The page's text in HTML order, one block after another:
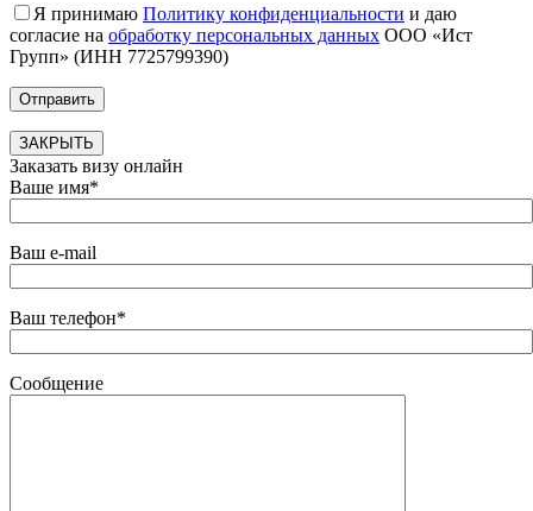
Я принимаю Политику конфиденциальности и даю
согласие на обработку персональных данных ООО «Ист
Групп» (ИНН 7725799390)
ЗАКРЫТЬ
Заказать визу онлайн
Ваше имя*
Ваш e-mail
Ваш телефон*
Сообщение